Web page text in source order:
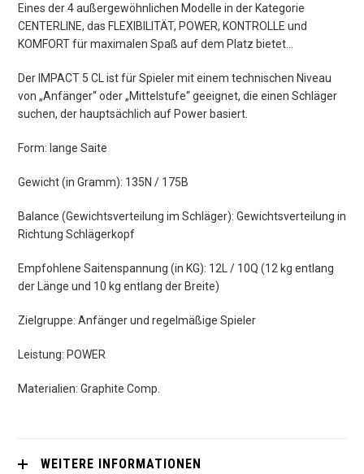
Eines der 4 außergewöhnlichen Modelle in der Kategorie
CENTERLINE, das FLEXIBILITÄT, POWER, KONTROLLE und
KOMFORT für maximalen Spaß auf dem Platz bietet...
Der IMPACT 5 CL ist für Spieler mit einem technischen Niveau
von „Anfänger“ oder „Mittelstufe“ geeignet, die einen Schläger
suchen, der hauptsächlich auf Power basiert.
Form: lange Saite
Gewicht (in Gramm): 135N / 175B
Balance (Gewichtsverteilung im Schläger): Gewichtsverteilung in
Richtung Schlägerkopf
Empfohlene Saitenspannung (in KG): 12L / 10Q (12 kg entlang
der Länge und 10 kg entlang der Breite)
Zielgruppe: Anfänger und regelmäßige Spieler
Leistung: POWER
Materialien: Graphite Comp.
WEITERE INFORMATIONEN